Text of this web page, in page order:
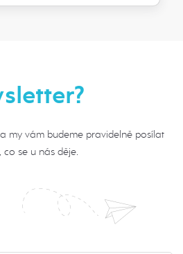
my vám budeme pravidelně posílat
se u nás děje.